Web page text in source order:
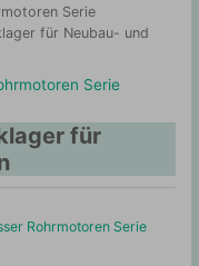
Serie
für Neubau- und
Serie
für
Rohrmotoren Serie